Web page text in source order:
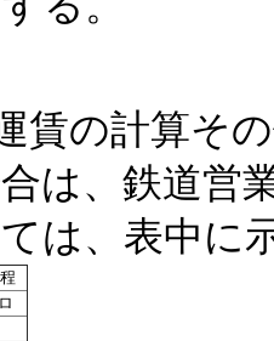
の計算そ
は、鉄道営
は、表中に